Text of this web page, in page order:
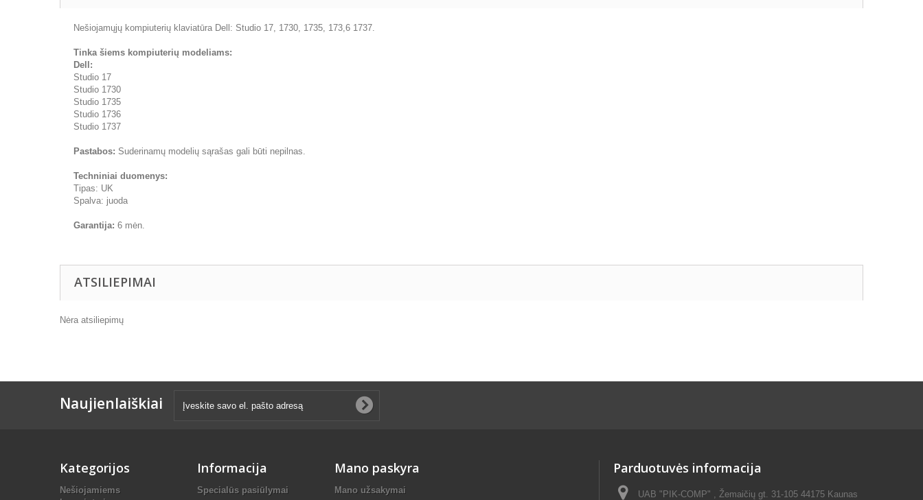
Nešiojamųjų kompiuterių klaviatūra Dell: Studio 17, 1730, 1735, 173,6 1737.
Tinka šiems kompiuterių modeliams:
Dell:
Studio 17
Studio 1730
Studio 1735
Studio 1736
Studio 1737
Pastabos: Suderinamų modelių sąrašas gali būti nepilnas.
Techniniai duomenys:
Tipas: UK
Spalva: juoda
Garantija: 6 mėn.
ATSILIEPIMAI
Nėra atsiliepimų
Naujienlaiškiai
Kategorijos
Nešiojamiems
Informacija
Specialūs pasiūlymai
Mano paskyra
Mano užsakymai
Parduotuvės informacija
UAB "PIK-COMP" , Žemaičių gt. 31-105 44175 Kaunas